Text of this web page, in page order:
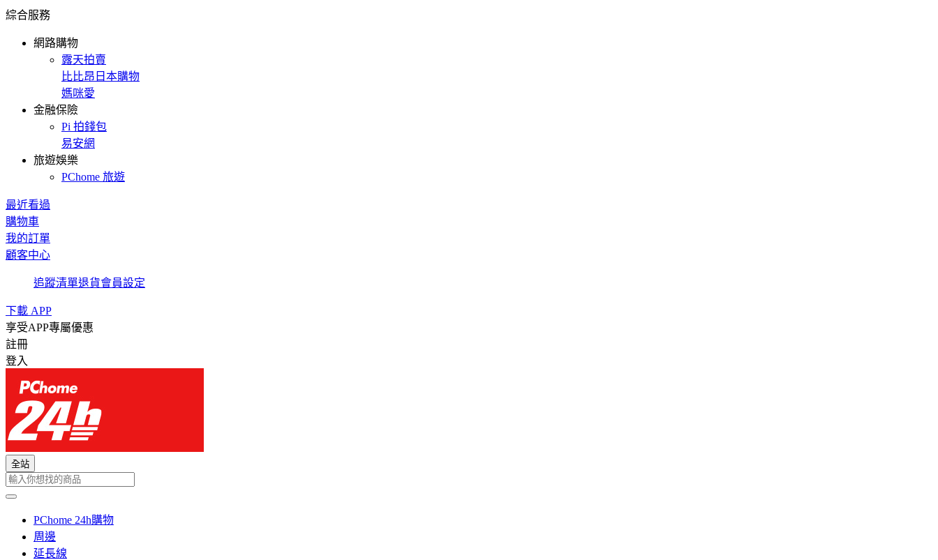
綜合服務
網路購物
露天拍賣
比比昂日本購物
媽咪愛
金融保險
Pi 拍錢包
易安網
旅遊娛樂
PChome 旅遊
最近看過
購物車
我的訂單
顧客中心
追蹤清單退貨會員設定
下載 APP
享受APP專屬優惠
註冊
登入
全站
PChome 24h購物
周邊
延長線